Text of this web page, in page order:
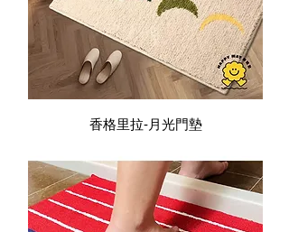
香格里拉-月光門墊